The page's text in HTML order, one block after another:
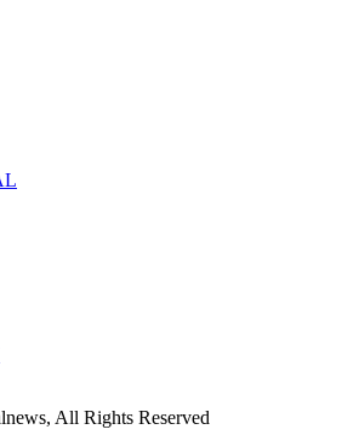
All Rights Reserved